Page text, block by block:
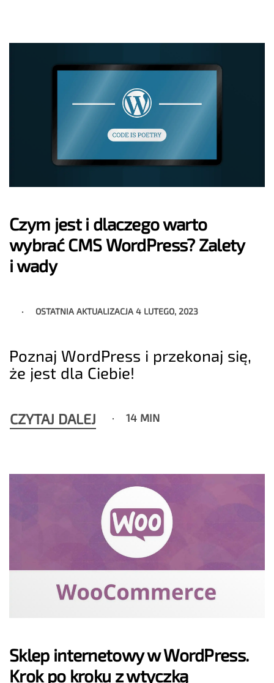
Czym jest i dlaczego warto
wybrać CMS WordPress? Zalety
i wady
OSTATNIA AKTUALIZACJA4 LUTEGO, 2023
Poznaj WordPress i przekonaj się,
że jest dla Ciebie!
CZYTAJ DALEJ 14 MIN
Sklep internetowy w WordPress.
Krok po kroku z wtyczką